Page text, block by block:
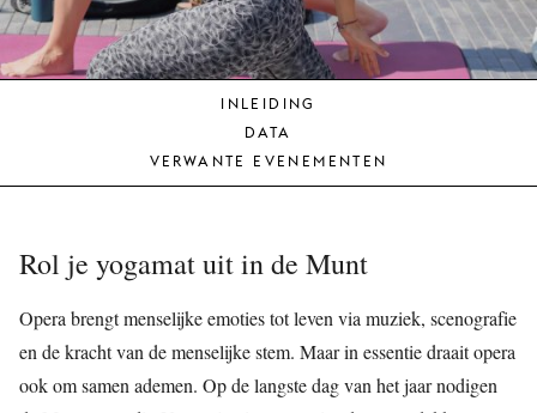
DE
MUNT
INLEIDING
DATA
VERWANTE EVENEMENTEN
Rol je yogamat uit in de Munt
Opera brengt menselijke emoties tot leven via muziek, scenografie
en de kracht van de menselijke stem. Maar in essentie draait opera
ook om samen ademen. Op de langste dag van het jaar nodigen